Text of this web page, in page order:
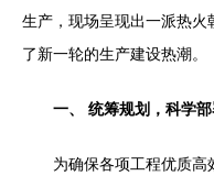
生产，现场呈现出一派热火
了新一轮的生产建设热潮。
一、 统筹规划，科学
为确保各项工程优质高